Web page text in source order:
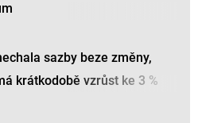
sazby beze změny,
krátkodobě vzrůst ke 3 %